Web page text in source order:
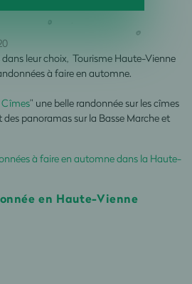
leur choix, Tourisme Haute-Vienne
à faire en automne.
” une belle randonnée sur les cîmes
panoramas sur la Basse Marche et
à faire en automne dans la Haute-
en Haute-Vienne